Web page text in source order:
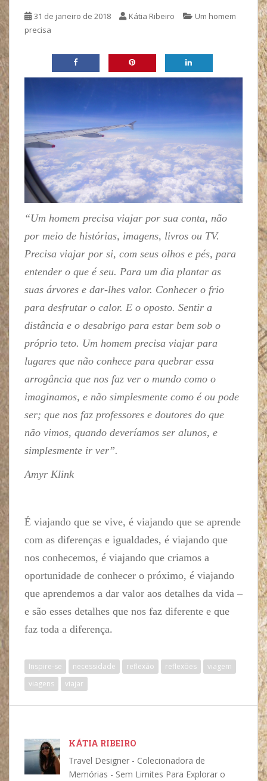
31 de janeiro de 2018 Kátia Ribeiro
Um homem
precisa
“Um homem precisa viajar por sua conta, não
por meio de histórias, imagens, livros ou TV.
Precisa viajar por si, com seus olhos e pés, para
entender o que é seu. Para um dia plantar as
suas árvores e dar-lhes valor. Conhecer o frio
para desfrutar o calor. E o oposto. Sentir a
distância e o desabrigo para estar bem sob o
próprio teto. Um homem precisa viajar para
lugares que não conhece para quebrar essa
arrogância que nos faz ver o mundo como o
imaginamos, e não simplesmente como é ou pode
ser; que nos faz professores e doutores do que
não vimos, quando deveríamos ser alunos, e
simplesmente ir ver”.
Amyr Klink
É viajando que se vive, é viajando que se aprende
com as diferenças e igualdades, é viajando que
nos conhecemos, é viajando que criamos a
oportunidade de conhecer o próximo, é viajando
que aprendemos a dar valor aos detalhes da vida –
e são esses detalhes que nos faz diferente e que
faz toda a diferença.
Inspire-se necessidade reflexão reflexões
viagem
viagens
viajar
KÁTIA RIBEIRO
Travel Designer - Colecionadora de
Memórias - Sem Limites Para Explorar o